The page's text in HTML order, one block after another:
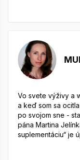
Vo svete výživy a
a keď som sa
po svojom sne -
pána Martina
suplementáciu“ je